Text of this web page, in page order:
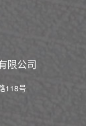
限公司
118号